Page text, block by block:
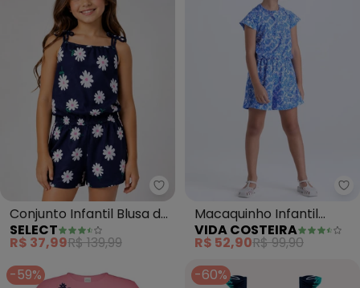
Select - Conjunto Infantil Blusa
Conjunto Infantil Blusa de
Alça e Short (Azul)
SELECT
R$ 37,99R$ 139,99
Macaquinho Infantil
Feminino Floral (Azul)
VIDA COSTEIRA
R$ 52,90R$ 99,90
-59%
-60%